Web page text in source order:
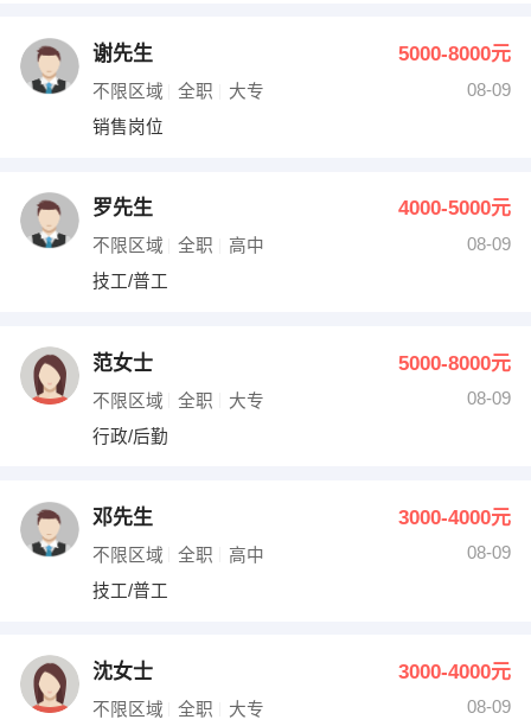
谢先生 5000-8000元
不限区域 全职 大专
08-09
销售岗位
罗先生 4000-5000元
不限区域 全职 高中
08-09
技工/普工
范女士 5000-8000元
不限区域 全职 大专
08-09
行政/后勤
邓先生 3000-4000元
不限区域 全职 高中
08-09
技工/普工
沈女士 3000-4000元
不限区域 全职 大专
08-09